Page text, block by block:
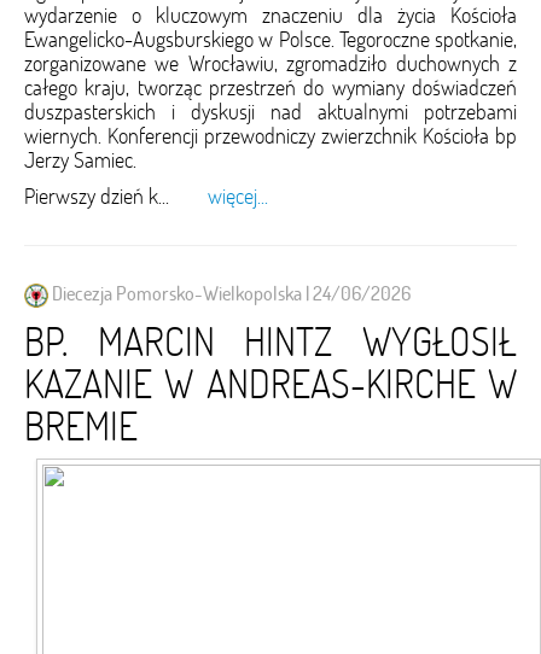
wydarzenie o kluczowym znaczeniu dla życia Kościoła
Ewangelicko-Augsburskiego w Polsce. Tegoroczne spotkanie,
zorganizowane we Wrocławiu, zgromadziło duchownych z
całego kraju, tworząc przestrzeń do wymiany doświadczeń
duszpasterskich i dyskusji nad aktualnymi potrzebami
wiernych. Konferencji przewodniczy zwierzchnik Kościoła bp
Jerzy Samiec.
Pierwszy dzień k... więcej...
Diecezja Pomorsko-Wielkopolska | 24/06/2026
BP. MARCIN HINTZ WYGŁOSIŁ
KAZANIE W ANDREAS-KIRCHE W
BREMIE